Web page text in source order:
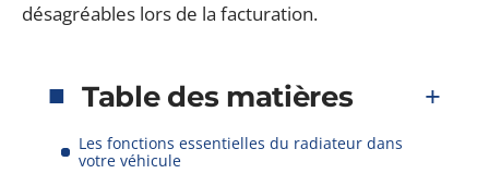
désagréables lors de la facturation.
Table des matières
Les fonctions essentielles du radiateur dans
votre véhicule